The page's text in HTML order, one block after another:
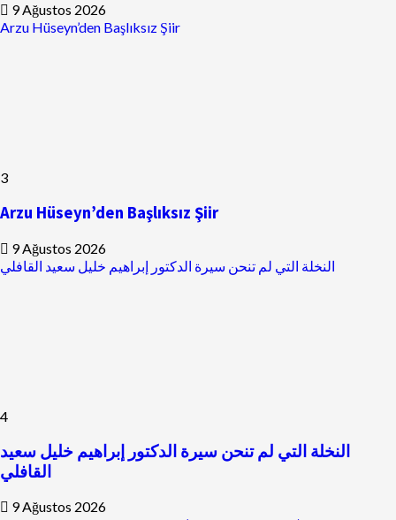
9 Ağustos 2026
Arzu Hüseyn’den Başlıksız Şiir
3
Arzu Hüseyn’den Başlıksız Şiir
9 Ağustos 2026
النخلة التي لم تنحن سيرة الدكتور إبراهيم خليل سعيد القافلي
4
النخلة التي لم تنحن سيرة الدكتور إبراهيم خليل سعيد
القافلي
9 Ağustos 2026